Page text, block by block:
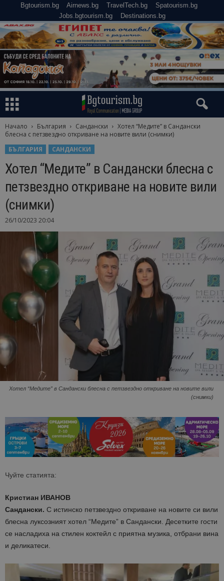
Bgtourism.bg Airnews.bg TravelTech.bg
Spatourism.bg
Jobs.bgtourism.bg
Destinations.bg
Начало България Сандански
Хотел “Медите” в Сандански
блесна с петзвездно откриване на новите вили (снимки)
БЪЛГАРИЯ
САНДАНСКИ
Хотел “Медите” в Сандански блесна с
петзвездно откриване на новите вили
(снимки)
26/10/2023 20:04
Хотел “Медите” в Сандански блесна с петзвездно откриване на новите вили
(снимки)
Чуйте статията:
Кристиан ИВАНОВ
Сандански. С истинско петзвездно откриване на новите си вили
блесна луксозният хотел “Медите” в Сандански. Десетките гости
се насладиха на стилен коктейл с приятна музика, отбрани вина
и деликатеси.